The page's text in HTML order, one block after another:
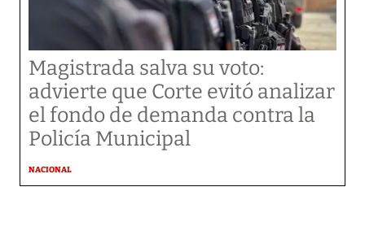
Magistrada salva su voto:
advierte que Corte evitó analizar
el fondo de demanda contra la
Policía Municipal
NACIONAL